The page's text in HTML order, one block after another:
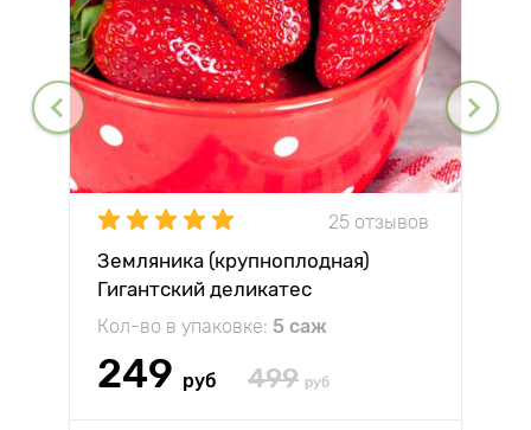
25 отзывов
Земляника (крупноплодная)
Гигантский деликатес
Кол-во в упаковке: 5 саж
249 руб 499 руб